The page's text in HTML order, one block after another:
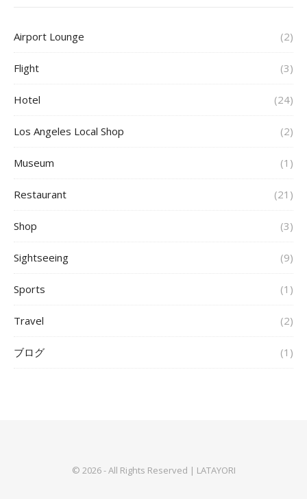
Airport Lounge (2)
Flight (3)
Hotel (24)
Los Angeles Local Shop (2)
Museum (1)
Restaurant (21)
Shop (3)
Sightseeing (9)
Sports (1)
Travel (2)
ブログ (1)
© 2026 - All Rights Reserved | LATAYORI